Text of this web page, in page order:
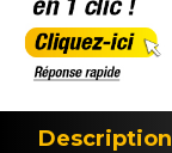
Description